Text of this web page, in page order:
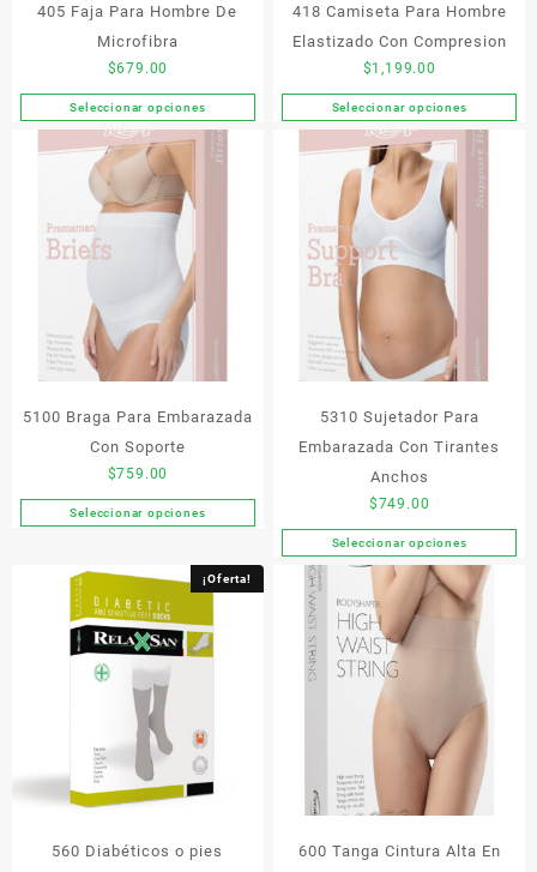
página
de
producto
página
de
producto
405 Faja Para Hombre De
Microfibra
$679.00
Seleccionar opciones
Este
producto
tiene
múltiples
variantes.
opciones
pueden
elegir
en
página
de
producto
418 Camiseta Para Hombre
Elastizado Con Compresion
$1,199.00
Seleccionar opciones
Este
producto
tiene
múltiples
variantes.
opciones
página
de
producto
5100 Braga Para Embarazada
Con Soporte
$759.00
Seleccionar opciones
Este
múltiples
variantes.
Las
opciones
se
pueden
elegir
en
la
de
5310 Sujetador Para
Embarazada Con Tirantes
Anchos
$749.00
Seleccionar opciones
Este
producto
tiene
múltiples
variantes.
Las
pueden
elegir
página
¡Oferta!
560 Diabéticos o pies 600 Tanga Cintura Alta En